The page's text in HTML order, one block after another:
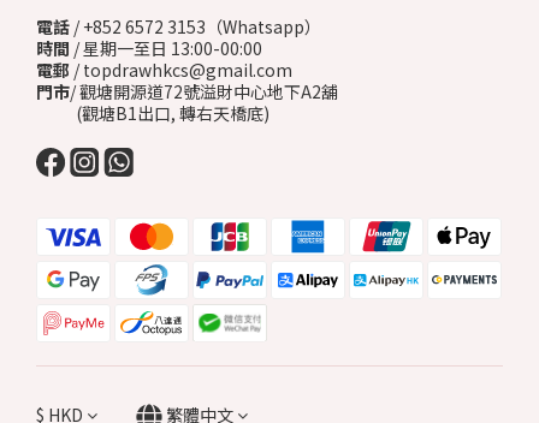
電話 / +852 6572 3153（Whatsapp）
時間 / 星期一至日 13:00-00:00
電郵 / topdrawhkcs@gmail.com
門市/ 觀塘開源道72號溢財中心地下A2舖
(觀塘B1出口, 轉右天橋底)
$ HKD 繁體中文